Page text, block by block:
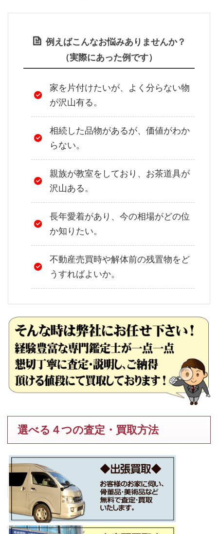
例えばこんなお悩みありませんか？
（実際にあった例です）
家を片付けたいが、よく分らない物
が沢山有る。
相続した品物があるが、価値がわか
らない。
親族が教室をしており、お茶道具が
沢山ある。
長年愛着があり、今の相場がどの位
か知りたい。
不動産売買時や解体前の残置物をど
うすればよいか。
選べる４つの査定・買取方法